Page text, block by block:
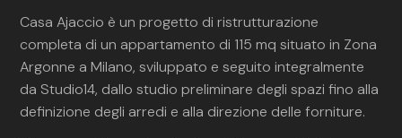
Casa Ajaccio è un progetto di ristrutturazione
completa di un appartamento di 115 mq situato in Zona
Argonne a Milano, sviluppato e seguito integralmente
da Studio14, dallo studio preliminare degli spazi fino alla
definizione degli arredi e alla direzione delle forniture.